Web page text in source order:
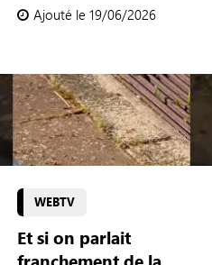
Ajouté le 19/06/2026
WEBTV
Et si on parlait